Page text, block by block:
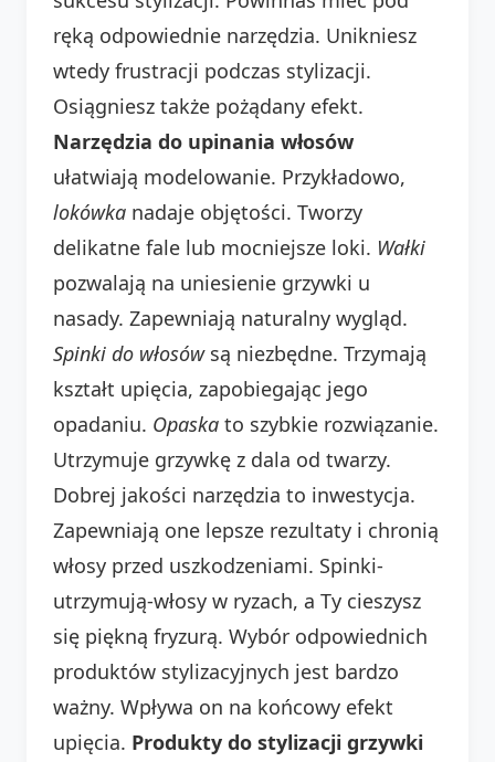
ręką odpowiednie narzędzia. Unikniesz
wtedy frustracji podczas stylizacji.
Osiągniesz także pożądany efekt.
Narzędzia do upinania włosów
ułatwiają modelowanie. Przykładowo,
lokówka nadaje objętości. Tworzy
delikatne fale lub mocniejsze loki. Wałki
pozwalają na uniesienie grzywki u
nasady. Zapewniają naturalny wygląd.
Spinki do włosówsą niezbędne. Trzymają
kształt upięcia, zapobiegając jego
opadaniu. Opaska to szybkie rozwiązanie.
Utrzymuje grzywkę z dala od twarzy.
Dobrej jakości narzędzia to inwestycja.
Zapewniają one lepsze rezultaty i chronią
włosy przed uszkodzeniami. Spinki-
utrzymują-włosy w ryzach, a Ty cieszysz
się piękną fryzurą. Wybór odpowiednich
produktów stylizacyjnych jest bardzo
ważny. Wpływa on na końcowy efekt
upięcia. Produkty do stylizacji grzywki